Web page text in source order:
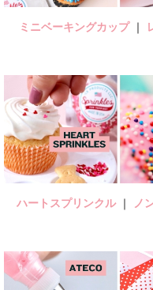
ミニベーキングカップ｜
ハートスプリンクル｜ ノ